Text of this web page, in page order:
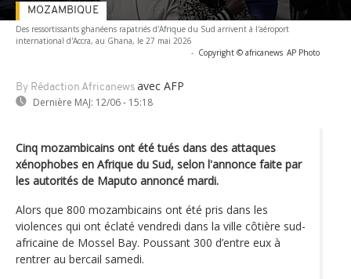
Des ressortissants ghanéens rapatriés d'Afrique du Sud arrivent à l'aéroport
international d'Accra, au Ghana, le 27 mai 2026
- Copyright © africanews AP Photo
By Rédaction Africanews avec AFP
Dernière MAJ: 12/06 - 15:18
MOZAMBIQUE
Cinq mozambicains ont été tués dans des attaques
xénophobes en Afrique du Sud, selon l'annonce faite par
les autorités de Maputo annoncé mardi.
Alors que 800 mozambicains ont été pris dans les
violences qui ont éclaté vendredi dans la ville côtière sud-
africaine de Mossel Bay. Poussant 300 d’entre eux à
rentrer au bercail samedi.